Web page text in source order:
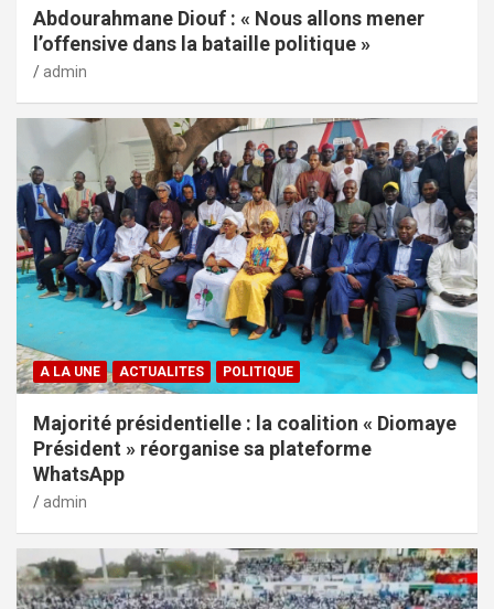
Abdourahmane Diouf : « Nous allons mener
l’offensive dans la bataille politique »
admin
A LA UNE ACTUALITES POLITIQUE
Majorité présidentielle : la coalition « Diomaye
Président » réorganise sa plateforme
WhatsApp
admin